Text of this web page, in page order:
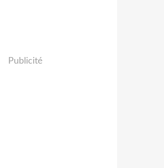
Publicité